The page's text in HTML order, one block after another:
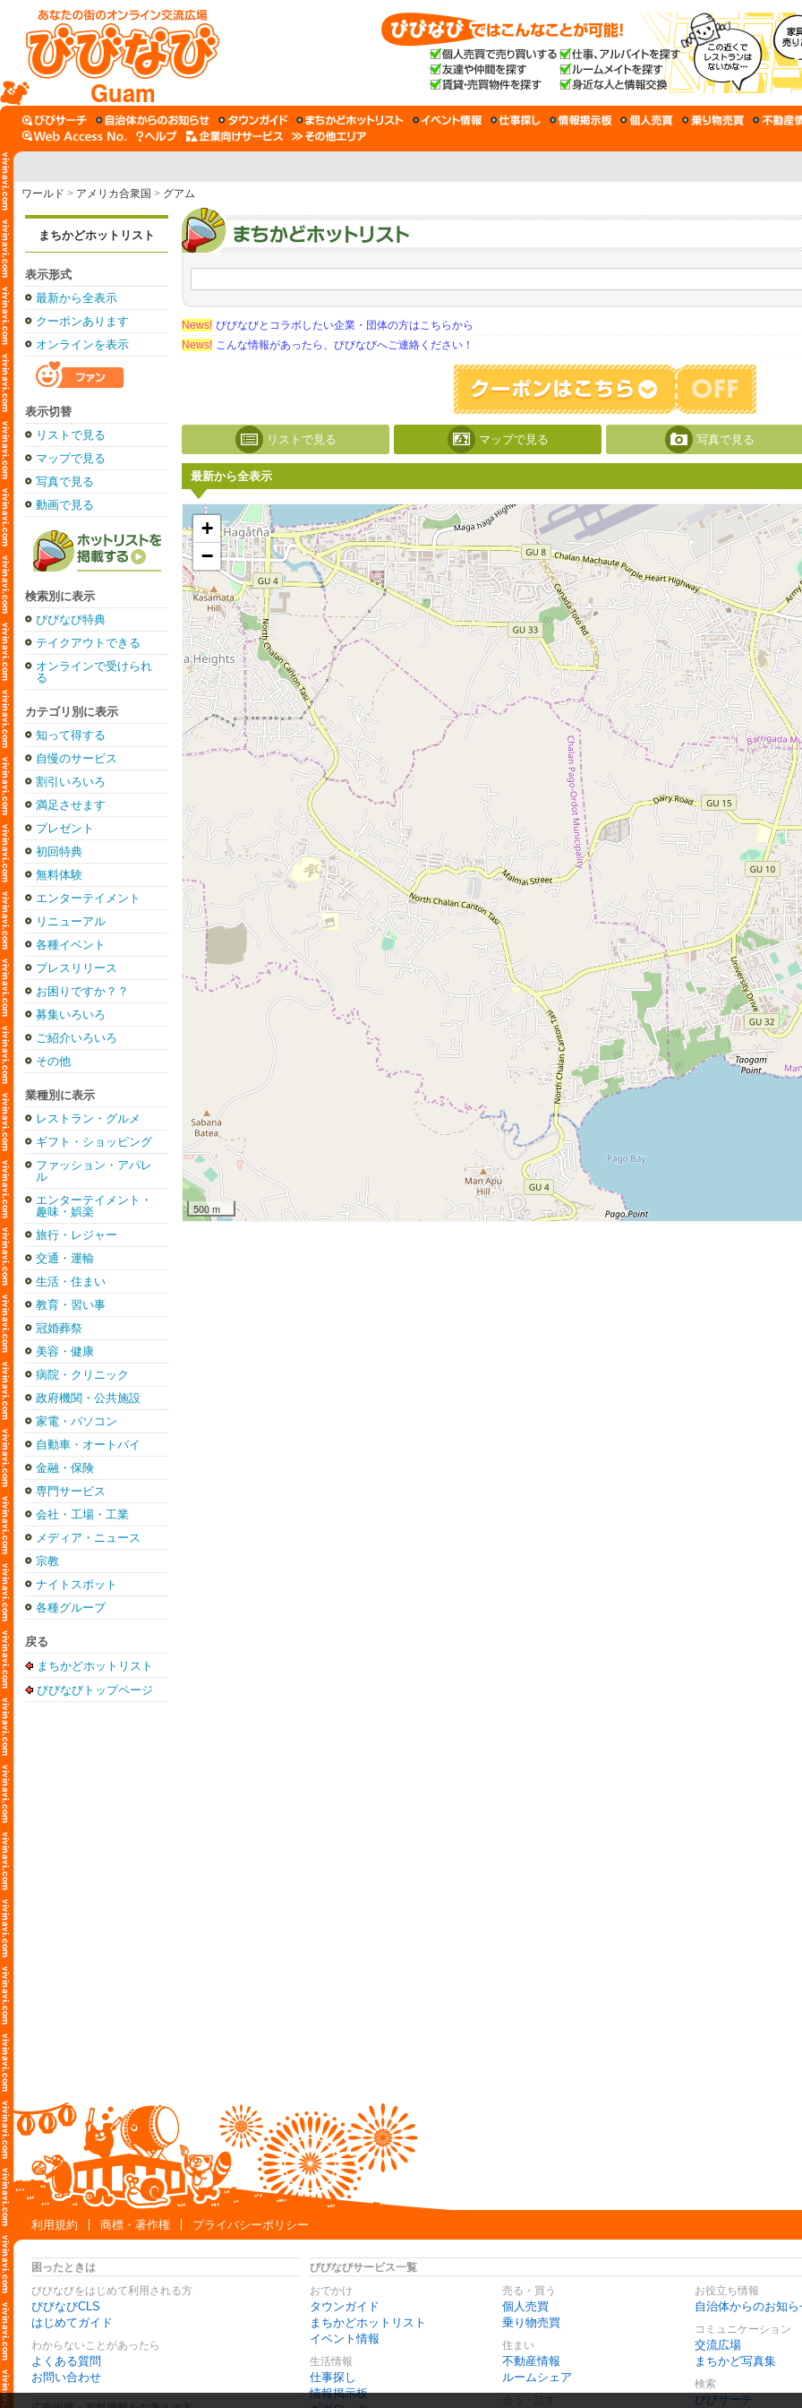
Guam
ワールド > アメリカ合衆国 > グアム
まちかどホットリスト
表示形式
最新から全表示
クーポンあります
オンラインを表示
表示切替
リストで見る
マップで見る
写真で見る
動画で見る
検索別に表示
びびなび特典
テイクアウトできる
オンラインで受けられ
る
カテゴリ別に表示
知って得する
自慢のサービス
割引いろいろ
満足させます
プレゼント
初回特典
無料体験
エンターテイメント
リニューアル
各種イベント
プレスリリース
お困りですか？？
募集いろいろ
ご紹介いろいろ
その他
業種別に表示
レストラン・グルメ
ギフト・ショッピング
ファッション・アパレ
ル
エンターテイメント・
趣味・娯楽
旅行・レジャー
交通・運輸
生活・住まい
教育・習い事
冠婚葬祭
美容・健康
病院・クリニック
政府機関・公共施設
家電・パソコン
自動車・オートバイ
金融・保険
専門サービス
会社・工場・工業
メディア・ニュース
宗教
ナイトスポット
各種グループ
戻る
まちかどホットリスト
びびなびトップページ
News! びびなびとコラボしたい企業・団体の方はこちらから
News! こんな情報があったら、びびなびへご連絡ください！
リストで見る マップで見る 写真で見る
最新から全表示
+
−
500 m
利用規約
商標・著作権 プライバシーポリシー
困ったときは
びびなびをはじめて利用される方
びびなびCLS
はじめてガイド
わからないことがあったら
よくある質問
お問い合わせ
びびなびサービス一覧
おでかけ
タウンガイド
まちかどホットリスト
イベント情報
生活情報
仕事探し
情報掲示板
売る・買う
個人売買
乗り物売買
住まい
不動産情報
ルームシェア
お役立ち情報
自治体からのお知ら
コミュニケーション
交流広場
まちかど写真集
検索
びびサーチ